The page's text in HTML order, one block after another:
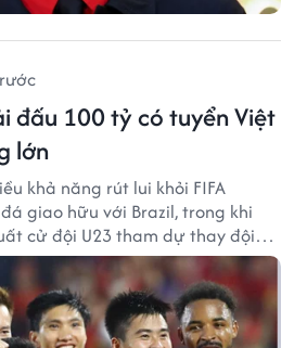
đấu 100 tỷ có tuyển Việt
lớn
khả năng rút lui khỏi FIFA
đá giao hữu với Brazil, trong khi
cử đội U23 tham dự thay đội